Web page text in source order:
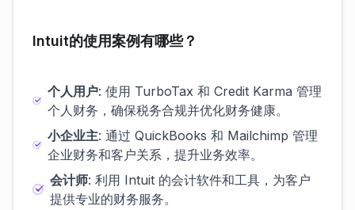
Intuit的使用案例有哪些？
个人用户: 使用 TurboTax 和 Credit Karma 管理
个人财务，确保税务合规并优化财务健康。
小企业主: 通过 QuickBooks 和 Mailchimp 管理
企业财务和客户关系，提升业务效率。
会计师: 利用 Intuit 的会计软件和工具，为客户
提供专业的财务服务。